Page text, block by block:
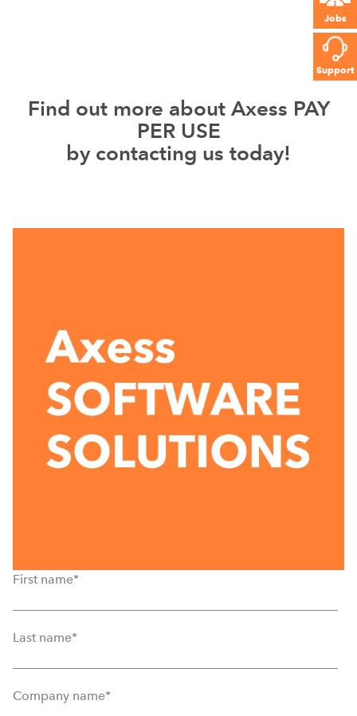
Jobs
Support
Find out more about Axess PAY
PER USE
by contacting us today!
First name*
Last name*
Company name*